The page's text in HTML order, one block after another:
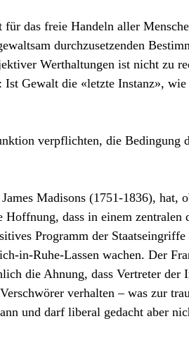
das freie Handeln aller
durchzusetzenden
Werthaltungen ist nicht zu
Ist Gewalt die «letzte Instanz»,
verpflichten, die Bedingung
Madisons (1751-1836), hat,
dass in einem zentralen
Programm der
in-Ruhe-Lassen wachen. Der
die Ahnung, dass Vertreter der
verhalten – was zur
und darf liberal gedacht aber